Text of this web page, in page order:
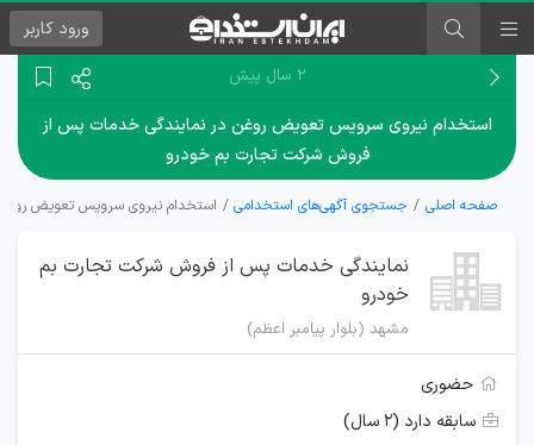
ورود کاربر
۲ سال پیش
استخدام نیروی سرویس تعویض روغن در نمایندگی خدمات پس از
فروش شرکت تجارت بم خودرو
صفحه اصلی جستجوی آگهی‌های استخدامی استخدام نیروی سرویس تعویض
نمایندگی خدمات پس از فروش شرکت تجارت بم
خودرو
مشهد (بلوار پیامبر اعظم)
حضوری
سابقه دارد (۲ سال)